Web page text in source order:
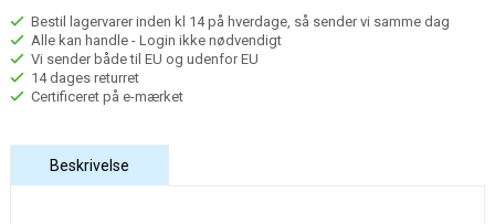
Bestil lagervarer inden kl 14 på hverdage, så sender vi samme dag
Alle kan handle - Login ikke nødvendigt
Vi sender både til EU og udenfor EU
14 dages returret
Certificeret på e-mærket
Beskrivelse